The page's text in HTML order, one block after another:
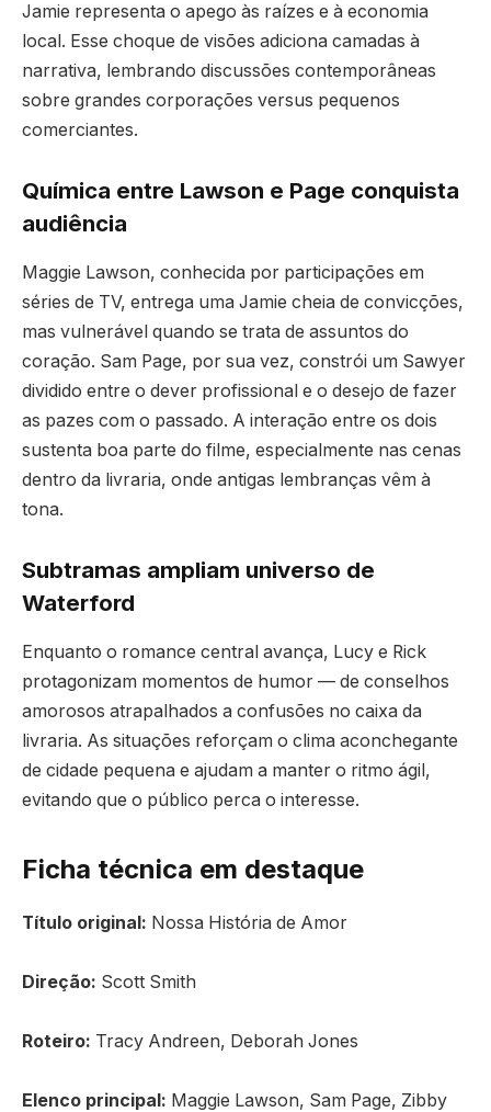
Jamie representa o apego às raízes e à economia
local. Esse choque de visões adiciona camadas à
narrativa, lembrando discussões contemporâneas
sobre grandes corporações versus pequenos
comerciantes.
Química entre Lawson e Page conquista
audiência
Maggie Lawson, conhecida por participações em
séries de TV, entrega uma Jamie cheia de convicções,
mas vulnerável quando se trata de assuntos do
coração. Sam Page, por sua vez, constrói um Sawyer
dividido entre o dever profissional e o desejo de fazer
as pazes com o passado. A interação entre os dois
sustenta boa parte do filme, especialmente nas cenas
dentro da livraria, onde antigas lembranças vêm à
tona.
Subtramas ampliam universo de
Waterford
Enquanto o romance central avança, Lucy e Rick
protagonizam momentos de humor — de conselhos
amorosos atrapalhados a confusões no caixa da
livraria. As situações reforçam o clima aconchegante
de cidade pequena e ajudam a manter o ritmo ágil,
evitando que o público perca o interesse.
Ficha técnica em destaque
Título original: Nossa História de Amor
Direção: Scott Smith
Roteiro: Tracy Andreen, Deborah Jones
Elenco principal: Maggie Lawson, Sam Page, Zibby